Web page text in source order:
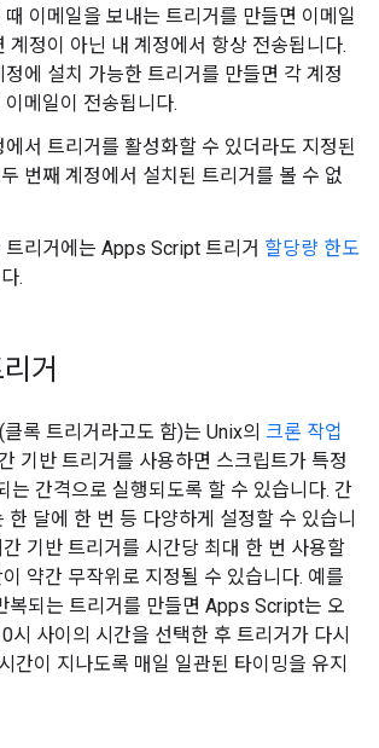
때 이메일을 보내는 트리거를 만들면 이메일
계정이 아닌 내 계정에서 항상 전송됩니다.
정에 설치 가능한 트리거를 만들면 각 계정
이메일이 전송됩니다.
에서 트리거를 활성화할 수 있더라도 지정된
번째 계정에서 설치된 트리거를 볼 수 없
트리거에는 Apps Script 트리거 할당량 한도
.
거
록 트리거라고도 함)는 Unix의 크론 작업
기반 트리거를 사용하면 스크립트가 특정
는 간격으로 실행되도록 할 수 있습니다. 간
한 달에 한 번 등 다양하게 설정할 수 있습니
기반 트리거를 시간당 최대 한 번 사용할
약간 무작위로 지정될 수 있습니다. 예를
복되는 트리거를 만들면 Apps Script는 오
시 사이의 시간을 선택한 후 트리거가 다시
간이 지나도록 매일 일관된 타이밍을 유지